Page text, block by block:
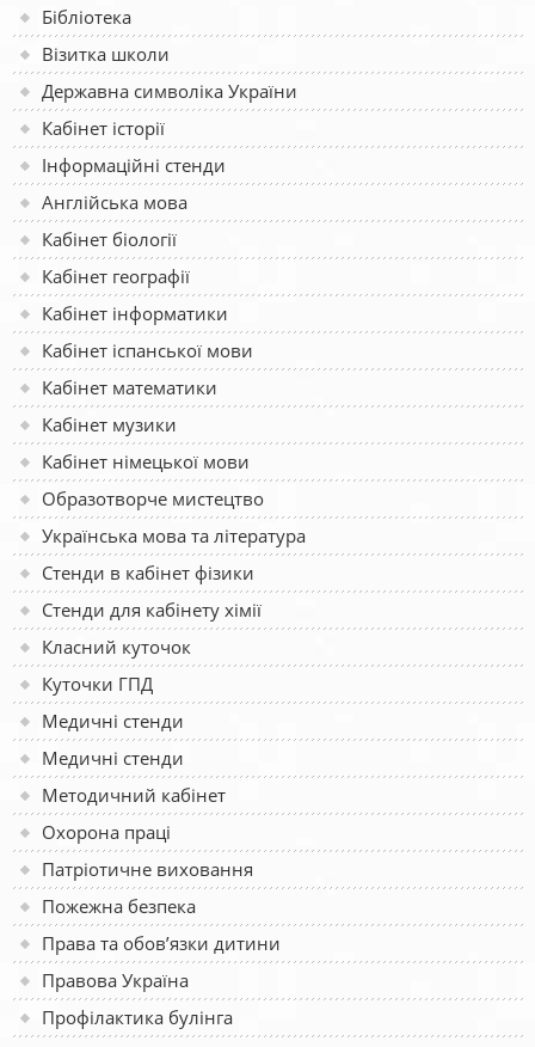
Бібліотека
Візитка школи
Державна символіка України
Кабінет історії
Інформаційні стенди
Англійська мова
Кабінет біології
Кабінет географії
Кабінет інформатики
Кабінет іспанської мови
Кабінет математики
Кабінет музики
Кабінет німецької мови
Образотворче мистецтво
Українська мова та література
Стенди в кабінет фізики
Стенди для кабінету хімії
Класний куточок
Куточки ГПД
Медичні стенди
Медичні стенди
Методичний кабінет
Охорона праці
Патріотичне виховання
Пожежна безпека
Права та обов’язки дитини
Правова Україна
Профілактика булінга